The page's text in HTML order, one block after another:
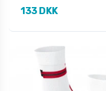
133 DKK